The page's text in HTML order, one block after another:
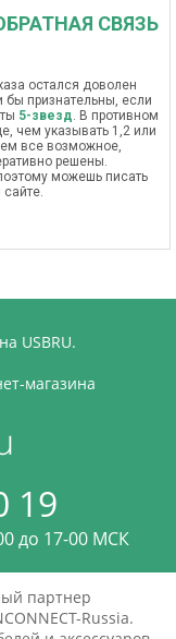
СВЯЗЬ
остался доволен
признательны, если
5-звезд. В противном
чем указывать 1,2 или
все возможное,
решены.
можешь писать
USBRU.
магазина
19
до 17-00 МСК
партнер
Russia.